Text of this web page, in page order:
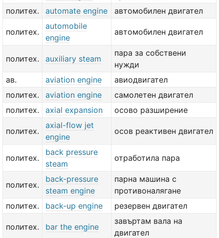
политех.
automate engine автомобилен двигател
политех.
automobile
engine
автомобилен двигател
политех. auxiliary steam
пара за собствени
нужди
ав.
aviation engine
авиодвигател
политех.
aviation engine
самолетен двигател
политех.
axial expansion осово разширение
политех.
axial-flow jet
engine
осов реактивен двигател
политех.
back pressure
steam
отработила пара
политех.
back-pressure
steam engine
парна машина с
противоналягане
политех.
back-up engine резервен двигател
политех. bar the engine
завъртам вала на
двигател